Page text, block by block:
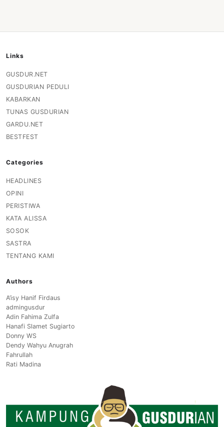
Links
GUSDUR.NET
GUSDURIAN PEDULI
KABARKAN
TUNAS GUSDURIAN
GARDU.NET
BESTFEST
Categories
HEADLINES
OPINI
PERISTIWA
KATA ALISSA
SOSOK
SASTRA
TENTANG KAMI
Authors
A’isy Hanif Firdaus
admingusdur
Adin Fahima Zulfa
Hanafi Slamet Sugiarto
Donny WS
Dendy Wahyu Anugrah
Fahrullah
Rati Madina